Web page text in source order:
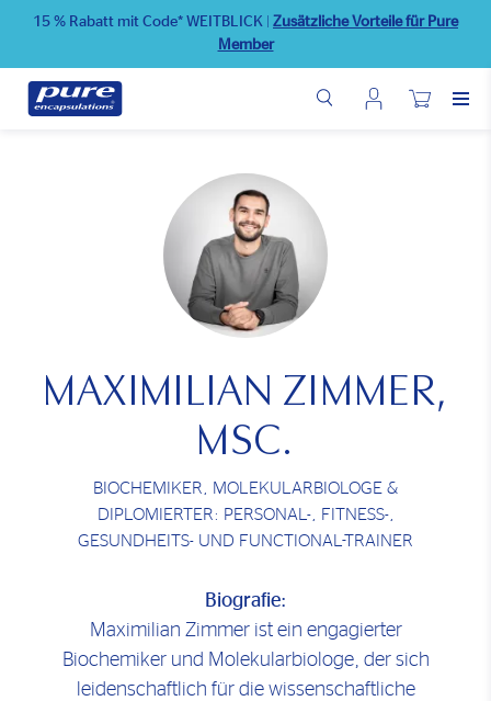
Direkt
Inhalt
15 % Rabatt mit Code* WEITBLICK
Zusätzliche Vorteile für Pure
Member
Wunschliste
MAXIMILIAN ZIMMER,
MSC.
BIOCHEMIKER, MOLEKULARBIOLOGE &
DIPLOMIERTER: PERSONAL-, FITNESS-,
GESUNDHEITS- UND FUNCTIONAL-TRAINER
Biografie:
Maximilian Zimmer ist ein engagierter
Biochemiker und Molekularbiologe, der sich
leidenschaftlich für die wissenschaftliche